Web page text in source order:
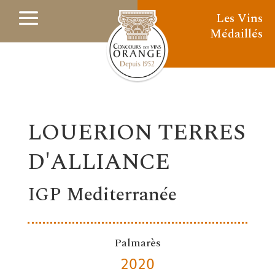
Les Vins
Médaillés
LOUERION TERRES
D'ALLIANCE
IGP Mediterranée
Palmarès
2020